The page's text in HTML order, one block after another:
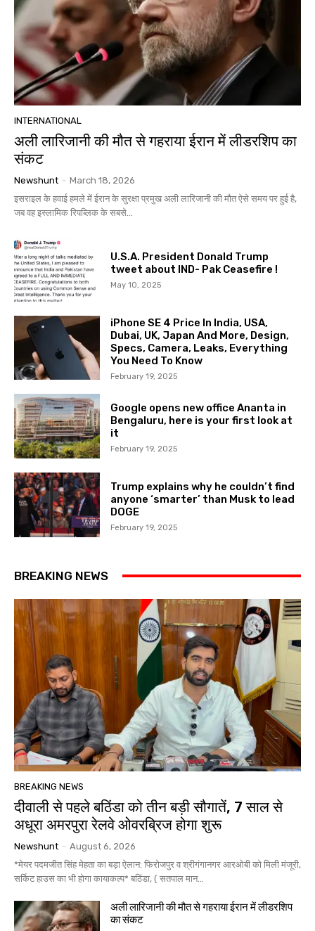
INTERNATIONAL
अली लारिजानी की मौत से गहराया ईरान में लीडरशिप का
संकट
Newshunt - March 18, 2026
इसराइल के हवाई हमले में ईरान के सुरक्षा प्रमुख अली लारिजानी की मौत ऐसे समय पर हुई है,
जब वह इस्लामिक रिपब्लिक के सबसे...
U.S.A. President Donald Trump
tweet about IND- Pak Ceasefire !
May 10, 2025
iPhone SE 4 Price In India, USA,
Dubai, UK, Japan And More, Design,
Specs, Camera, Leaks, Everything
You Need To Know
February 19, 2025
Google opens new office Ananta in
Bengaluru, here is your first look at
it
February 19, 2025
Trump explains why he couldn’t find
anyone ‘smarter’ than Musk to lead
DOGE
February 19, 2025
BREAKING NEWS
BREAKING NEWS
दीवाली से पहले बठिंडा को तीन बड़ी सौगातें, 7 साल से
अधूरा अमरपुरा रेलवे ओवरब्रिज होगा शुरू
Newshunt - August 6, 2026
*मेयर पदमजीत सिंह मेहता का बड़ा ऐलान: फिरोजपुर व श्रीगंगानगर आरओबी को मिली मंजूरी,
सर्किट हाउस का भी होगा कायाकल्प* बठिंडा, ( सतपाल मान...
अली लारिजानी की मौत से गहराया ईरान में लीडरशिप
का संकट